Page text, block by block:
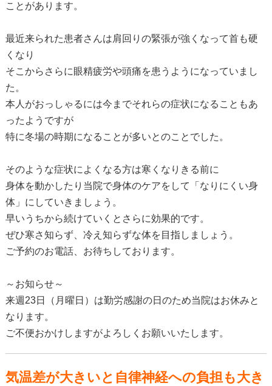
ことがあります。
最近来られた患者さんは肩回りの緊張が強くなって首も硬
くなり
そこからさらに眼精疲労や頭痛を患うようになっていまし
た。
本人がおっしゃるには今までそれらの症状になることもあ
ったようですが
特に冬場の時期になることが多いとのことでした。
そのような症状によくなる方は寒くなりきる前に
身体を動かしたり当院で身体のケアをして「なりにくい身
体」にしていきましょう。
早いうちから続けていくとさらに効果的です。
ぜひ寒さ知らず、冷え知らずな体を目指しましょう。
ご予約のお電話、お待ちしております。
～お知らせ～
来週23日（月曜日）は勤労感謝の日のため当院はお休みと
なります。
ご不便おかけしますがよろしくお願いいたします。
気温差が大きいと自律神経への負担も大き